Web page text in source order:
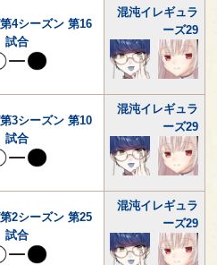
4シーズン 第16
試合
混沌イレギュラ
ーズ29
3シーズン 第10
試合
混沌イレギュラ
ーズ29
2シーズン 第25
試合
混沌イレギュラ
ーズ29